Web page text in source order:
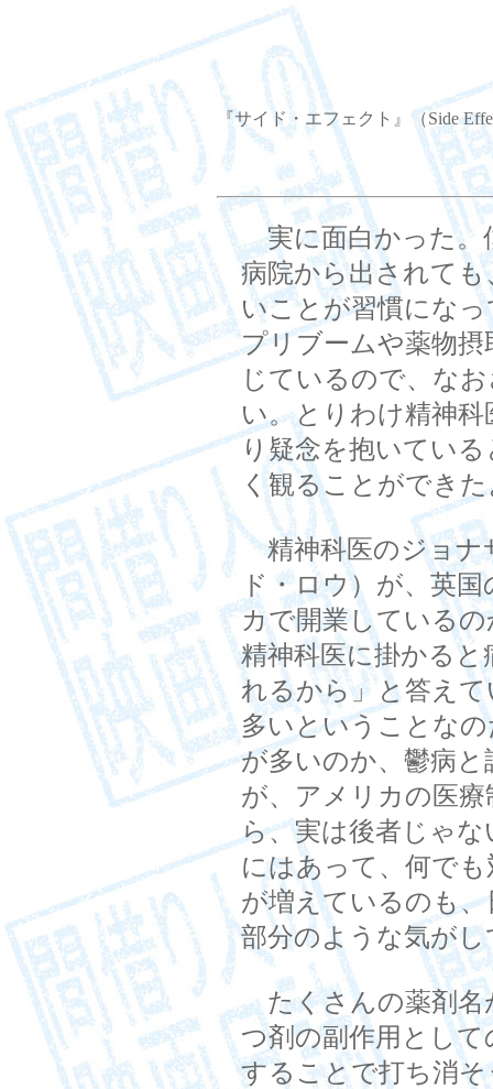
『サイド・エフェクト』（Side
実に面白かった。
病院から出されて
いことが習慣にな
プリブームや薬物
じているので、な
い。とりわけ精神
り疑念を抱いてい
く観ることができ
精神科医のジョナ
ド・ロウ）が、英
カで開業している
精神科医に掛かる
れるから」と答え
多いということな
が多いのか、鬱病
が、アメリカの医
ら、実は後者じゃ
にはあって、何で
が増えているのも
部分のような気がし
たくさんの薬剤名
つ剤の副作用とし
することで打ち消